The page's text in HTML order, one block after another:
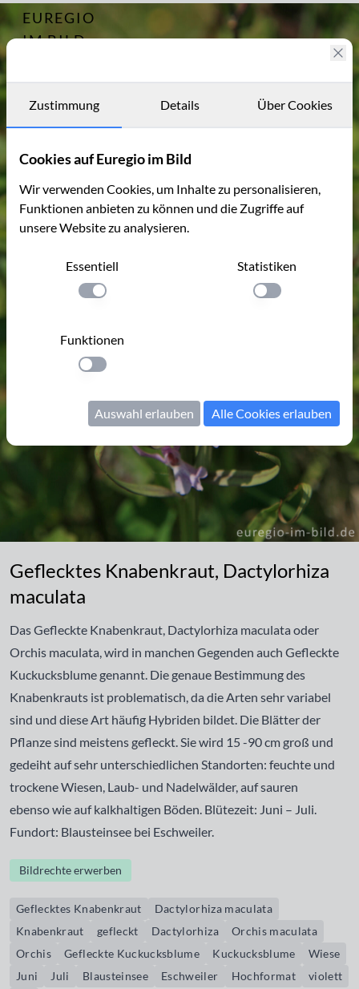
EUREGIO
IM BILD
Archiv
Kontakt
Archiv
Geflecktes Knabenkraut, Dactylorhiza
maculata
Das Gefleckte Knabenkraut, Dactylorhiza maculata oder
Orchis maculata, wird in manchen Gegenden auch Gefleckte
Kuckucksblume genannt. Die genaue Bestimmung des
Knabenkrauts ist problematisch, da die Arten sehr variabel
sind und diese Art häufig Hybriden bildet. Die Blätter der
Pflanze sind meistens gefleckt. Sie wird 15 -90 cm groß und
gedeiht auf sehr unterschiedlichen Standorten: feuchte und
trockene Wiesen, Laub- und Nadelwälder, auf sauren
ebenso wie auf kalkhaltigen Böden. Blütezeit: Juni – Juli.
Fundort: Blausteinsee bei Eschweiler.
Bildrechte erwerben
Geflecktes Knabenkraut
Dactylorhiza maculata
Knabenkraut
gefleckt Dactylorhiza
Orchis maculata
Orchis
Gefleckte Kuckucksblume Kuckucksblume
Wiese
Juni
Juli Blausteinsee Eschweiler Hochformat
violett
Zustimmung Details Über Cookies
Cookies auf Euregio im Bild
Wir verwenden Cookies, um Inhalte zu personalisieren,
Funktionen anbieten zu können und die Zugriffe auf
unsere Website zu analysieren.
Essentiell
Einstellung anwenden
Statistiken
Einstellung
Funktionen
Einstellung anwenden
Auswahl erlauben Alle Cookies erlauben